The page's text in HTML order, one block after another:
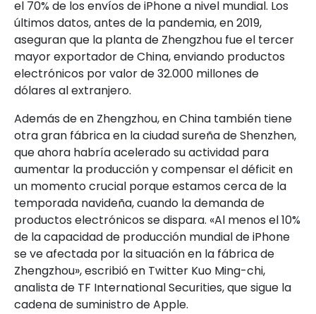
el 70% de los envíos de iPhone a nivel mundial. Los
últimos datos, antes de la pandemia, en 2019,
aseguran que la planta de Zhengzhou fue el tercer
mayor exportador de China, enviando productos
electrónicos por valor de 32.000 millones de
dólares al extranjero.
Además de en Zhengzhou, en China también tiene
otra gran fábrica en la ciudad sureña de Shenzhen,
que ahora habría acelerado su actividad para
aumentar la producción y compensar el déficit en
un momento crucial porque estamos cerca de la
temporada navideña, cuando la demanda de
productos electrónicos se dispara. «Al menos el 10%
de la capacidad de producción mundial de iPhone
se ve afectada por la situación en la fábrica de
Zhengzhou», escribió en Twitter Kuo Ming-chi,
analista de TF International Securities, que sigue la
cadena de suministro de Apple.